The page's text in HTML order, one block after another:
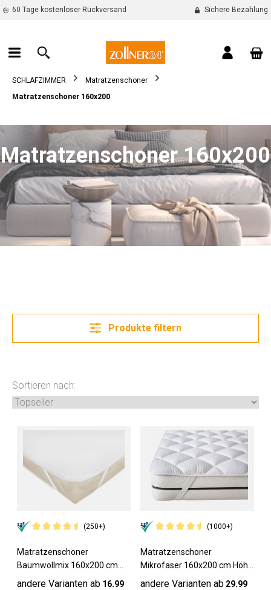
springen
60 Tage kostenloser Rückversand Sichere Bezahlung
SCHLAFZIMMER
Matratzenschoner
Matratzenschoner 160x200
Matratzenschoner 160x200
Produkte filtern
Sortieren nach:
(250+)
Matratzenschoner
Baumwollmix 160x200 cm
Höhe bis 24 cm
andere Varianten ab 16.99
(1000+)
Matratzenschoner
Mikrofaser 160x200 cm Höhe
bis 30 cm
andere Varianten ab 29.99